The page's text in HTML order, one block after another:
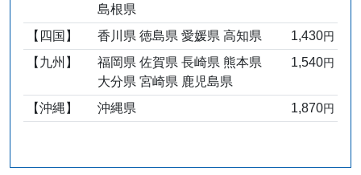
島根県
【四国】 香川県 徳島県 愛媛県 高知県 1,430円
【九州】
福岡県 佐賀県 長崎県 熊本県
大分県 宮崎県 鹿児島県
1,540円
【沖縄】 沖縄県 1,870円